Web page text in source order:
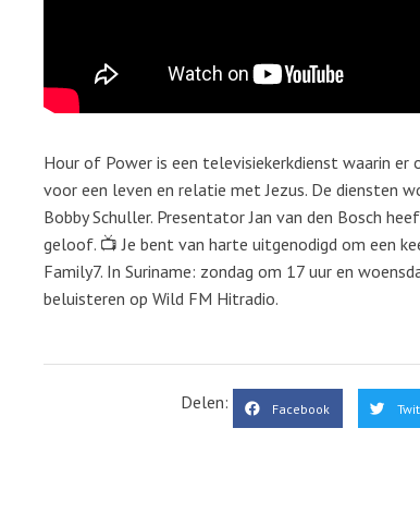
Hour of Power is een televisiekerkdienst waarin
voor een leven en relatie met Jezus. De diensten
Bobby Schuller. Presentator Jan van den Bosch
geloof. 📺 Je bent van harte uitgenodigd om een
Family7. In Suriname: zondag om 17 uur en
beluisteren op Wild FM Hitradio.
Delen: Facebook